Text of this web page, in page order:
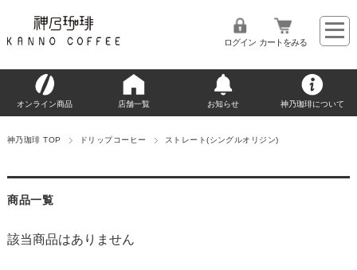
ログイン カートをみる
オンライン商品 店舗一覧 お知らせ 神乃珈琲について
神乃珈琲 TOP ドリップコーヒー ストレート(シングルオリジン)
商品一覧
該当商品はありません